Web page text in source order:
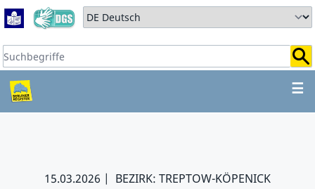
Zum Hauptbereich springen
Zum Hauptmenü springen
Sprache auswählen:
Suchbegriffe:
☰
ZUM HAUPTBEREICH
15.03.2026 BEZIRK: TREPTOW-KÖPENICK